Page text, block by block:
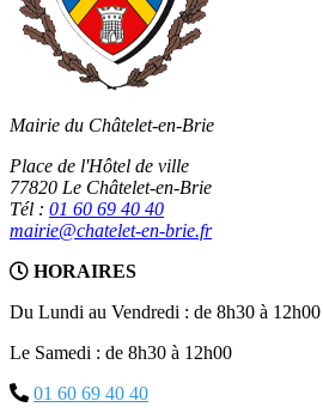
Mairie du Châtelet-en-Brie
Place de l'Hôtel de ville
77820 Le Châtelet-en-Brie
Tél : 01 60 69 40 40
mairie@chatelet-en-brie.fr
HORAIRES
Du Lundi au Vendredi : de 8h30 à
Le Samedi : de 8h30 à 12h00
01 60 69 40 40